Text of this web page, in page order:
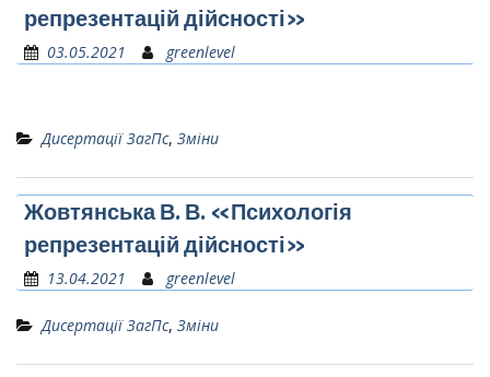
репрезентацій дійсності»
03.05.2021 greenlevel
Дисертації ЗагПс, Зміни
Жовтянська В. В. «Психологія
репрезентацій дійсності»
13.04.2021 greenlevel
Дисертації ЗагПс, Зміни